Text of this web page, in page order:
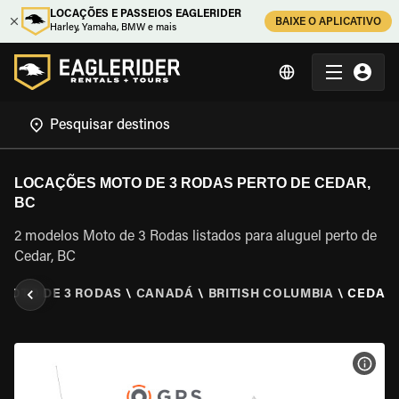
LOCAÇÕES E PASSEIOS EAGLERIDER
Harley, Yamaha, BMW e mais
BAIXE O APLICATIVO
LOCAÇÕES MOTO DE 3 RODAS PERTO DE CEDAR,
BC
2 modelos Moto de 3 Rodas listados para aluguel perto de
Cedar, BC
DE 3 RODAS \ CANADÁ \ BRITISH COLUMBIA \
VER